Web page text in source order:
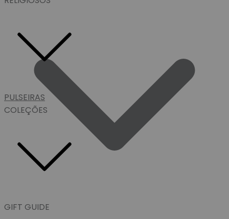
PULSEIRAS
COLEÇÕES
GIFT GUIDE